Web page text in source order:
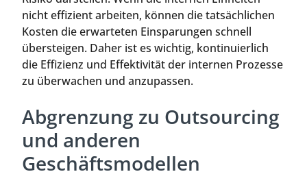
nicht effizient arbeiten, können die tatsächlichen
Kosten die erwarteten Einsparungen schnell
übersteigen. Daher ist es wichtig, kontinuierlich
die Effizienz und Effektivität der internen Prozesse
zu überwachen und anzupassen.
Abgrenzung zu Outsourcing
und anderen
Geschäftsmodellen